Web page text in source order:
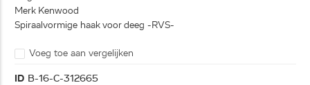
Merk Kenwood
Spiraalvormige haak voor deeg -RVS-
Voeg toe aan vergelijken
ID B-16-C-312665